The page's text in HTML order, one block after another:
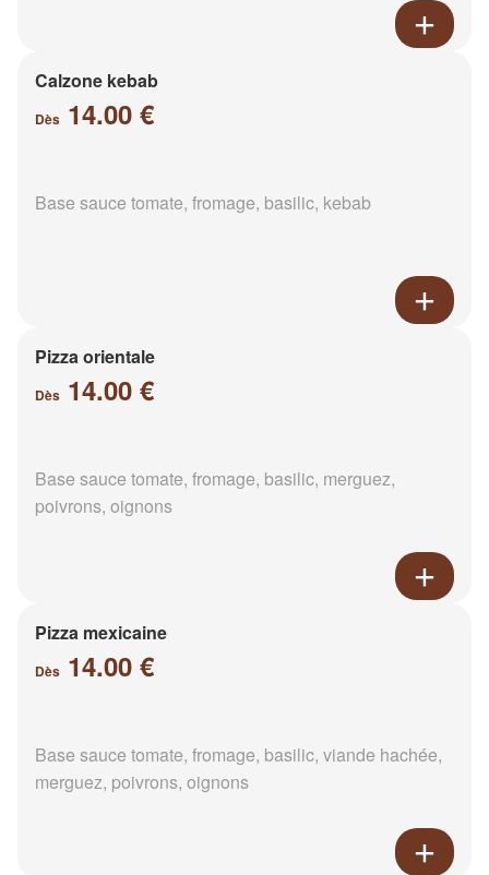
Calzone kebab
Dès 14.00 €
Base sauce tomate, fromage, basilic, kebab
Pizza orientale
Dès 14.00 €
Base sauce tomate, fromage, basilic, merguez,
poivrons, oignons
Pizza mexicaine
Dès 14.00 €
Base sauce tomate, fromage, basilic, viande hachée,
merguez, poivrons, oignons